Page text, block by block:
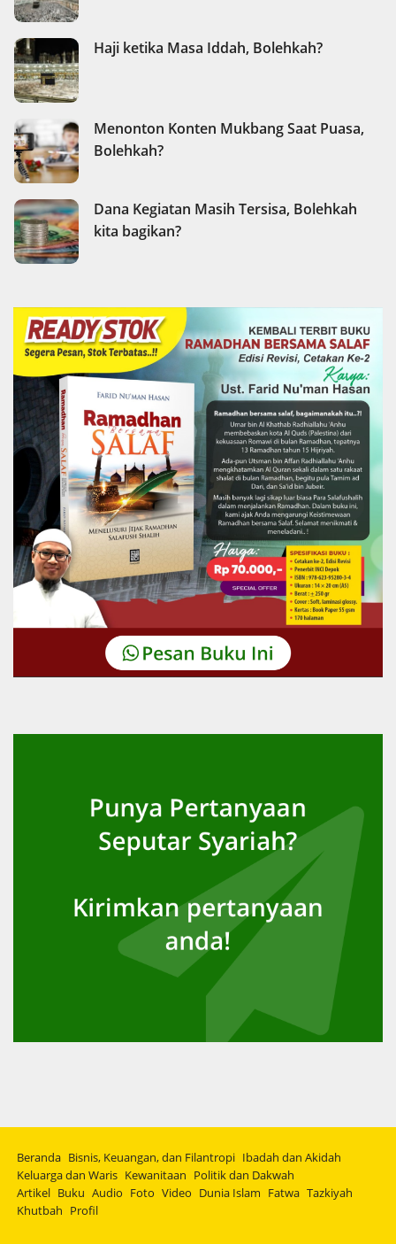
Haji ketika Masa Iddah, Bolehkah?
Menonton Konten Mukbang Saat Puasa,
Bolehkah?
Dana Kegiatan Masih Tersisa, Bolehkah
kita bagikan?
Beranda Bisnis, Keuangan, dan Filantropi Ibadah dan Akidah
Keluarga dan Waris Kewanitaan Politik dan Dakwah
Artikel Buku Audio Foto Video Dunia Islam Fatwa Tazkiyah
Khutbah Profil